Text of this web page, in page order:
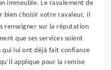
immeuble. Le ravalement de
bien choisir votre ravaleur, il
renseigner sur la réputation
que ses services soient
qui lui ont déjà fait confiance
applique pour la remise